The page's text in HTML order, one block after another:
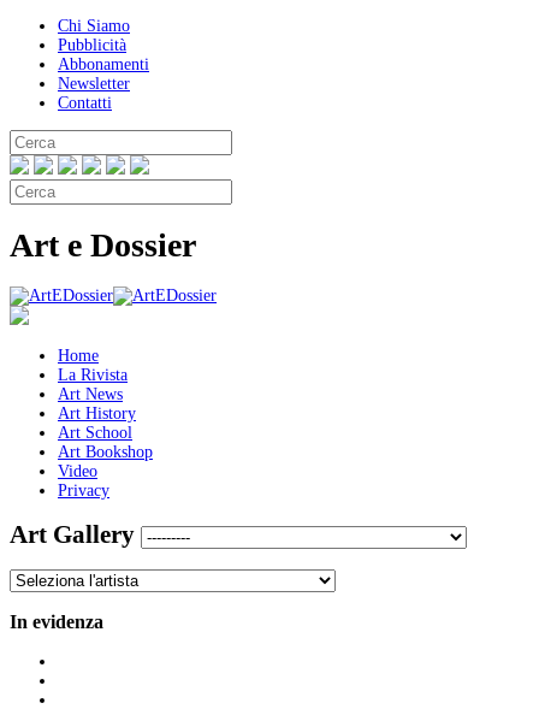
Chi Siamo
Pubblicità
Abbonamenti
Newsletter
Contatti
Art e Dossier
Home
La Rivista
Art News
Art History
Art School
Art Bookshop
Video
Privacy
Art Gallery
In evidenza